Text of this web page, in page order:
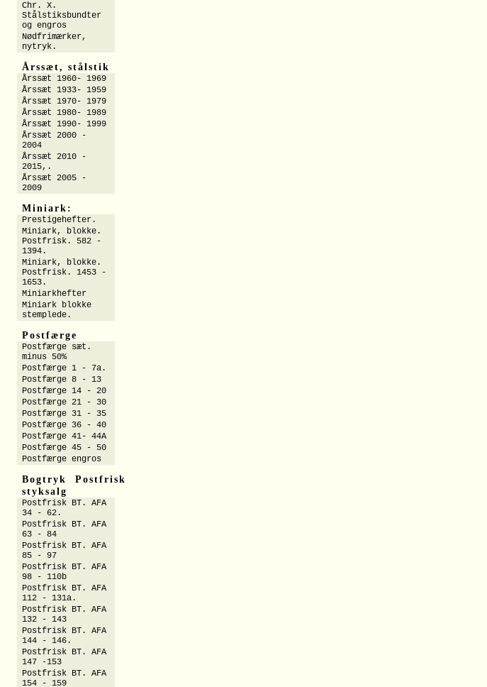
Chr. X.
Stålstiksbundter
og engros
Nødfrimærker,
nytryk.
Årssæt, stålstik
Årssæt 1960- 1969
Årssæt 1933- 1959
Årssæt 1970- 1979
Årssæt 1980- 1989
Årssæt 1990- 1999
Årssæt 2000 -
2004
Årssæt 2010 -
2015,.
Årssæt 2005 -
2009
Miniark:
Prestigehefter.
Miniark, blokke.
Postfrisk. 582 -
1394.
Miniark, blokke.
Postfrisk. 1453 -
1653.
Miniarkhefter
Miniark blokke
stemplede.
Postfærge
Postfærge sæt.
minus 50%
Postfærge 1 - 7a.
Postfærge 8 - 13
Postfærge 14 - 20
Postfærge 21 - 30
Postfærge 31 - 35
Postfærge 36 - 40
Postfærge 41- 44A
Postfærge 45 - 50
Postfærge engros
Bogtryk Postfrisk
styksalg
Postfrisk BT. AFA
34 - 62.
Postfrisk BT. AFA
63 - 84
Postfrisk BT. AFA
85 - 97
Postfrisk BT. AFA
98 - 110b
Postfrisk BT. AFA
112 - 131a.
Postfrisk BT. AFA
132 - 143
Postfrisk BT. AFA
144 - 146.
Postfrisk BT. AFA
147 -153
Postfrisk BT. AFA
154 - 159